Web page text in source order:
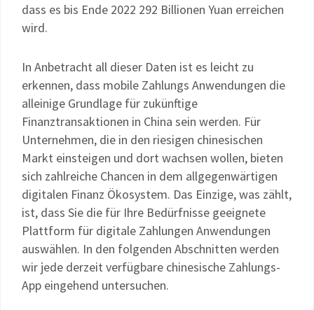
dass es bis Ende 2022 292 Billionen Yuan erreichen
wird.
In Anbetracht all dieser Daten ist es leicht zu
erkennen, dass mobile Zahlungs Anwendungen die
alleinige Grundlage für zukünftige
Finanztransaktionen in China sein werden. Für
Unternehmen, die in den riesigen chinesischen
Markt einsteigen und dort wachsen wollen, bieten
sich zahlreiche Chancen in dem allgegenwärtigen
digitalen Finanz Ökosystem. Das Einzige, was zählt,
ist, dass Sie die für Ihre Bedürfnisse geeignete
Plattform für digitale Zahlungen Anwendungen
auswählen. In den folgenden Abschnitten werden
wir jede derzeit verfügbare chinesische Zahlungs-
App eingehend untersuchen.